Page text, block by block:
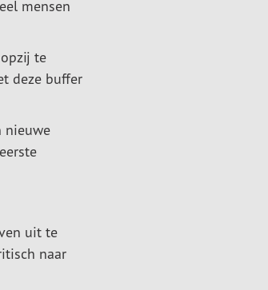
mensen
te
deze buffer
nieuwe
uit te
naar